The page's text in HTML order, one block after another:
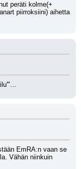
peräti kolme(+
piirroksiini) aihetta
EmRA:n vaan se
Vähän niinkuin